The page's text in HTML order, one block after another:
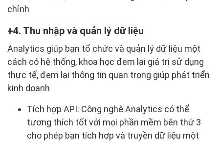
chỉnh
4. Thu nhập và quản lý dữ liệu
Analytics giúp bạn tổ chức và quản lý dữ liệu một
cách có hệ thống, khoa học đem lại giá trị sử dụng
thực tế, đem lại thông tin quan trọng giúp phát triển
kinh doanh
Tích hợp API: Công nghệ Analytics có thể
tương thích tốt với mọi phần mềm bên thứ 3
cho phép bạn tích hợp và truyền dữ liệu một